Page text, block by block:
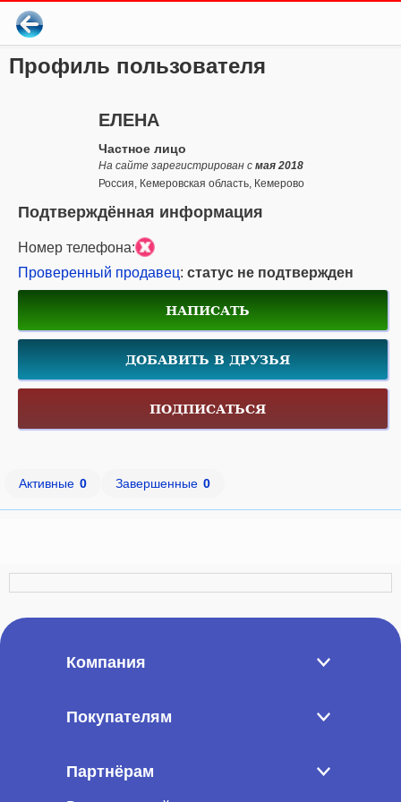
Профиль пользователя
ЕЛЕНА
Частное лицо
На сайте зарегистрирован с мая 2018
Россия, Кемеровская область, Кемерово
Подтверждённая информация
Номер телефона:
Проверенный продавец: статус не подтвержден
НАПИСАТЬ
ДОБАВИТЬ В ДРУЗЬЯ
ПОДПИСАТЬСЯ
Активные 0 Завершенные 0
Компания
Покупателям
Партнёрам